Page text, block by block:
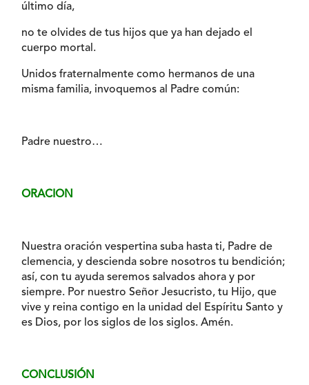
último día,
no te olvides de tus hijos que ya han dejado el
cuerpo mortal.
Unidos fraternalmente como hermanos de una
misma familia, invoquemos al Padre común:
Padre nuestro…
ORACION
Nuestra oración vespertina suba hasta ti, Padre de
clemencia, y descienda sobre nosotros tu bendición;
así, con tu ayuda seremos salvados ahora y por
siempre. Por nuestro Señor Jesucristo, tu Hijo, que
vive y reina contigo en la unidad del Espíritu Santo y
es Dios, por los siglos de los siglos. Amén.
CONCLUSIÓN